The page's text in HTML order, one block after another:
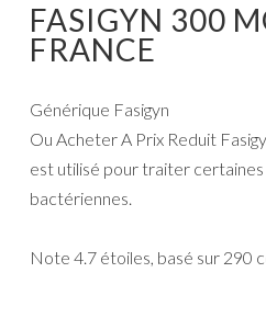
FASIGYN 300
FRANCE
Générique Fasigyn
Ou Acheter A Prix Reduit
est utilisé pour traiter
bactériennes.
Note 4.7 étoiles, basé sur 290